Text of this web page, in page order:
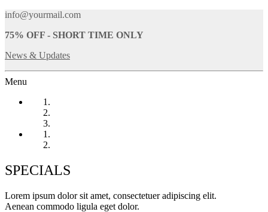
info@yourmail.com
75% OFF - SHORT TIME ONLY
News & Updates
Menu
SPECIALS
Lorem ipsum dolor sit amet, consectetuer adipiscing elit.
Aenean commodo ligula eget dolor.